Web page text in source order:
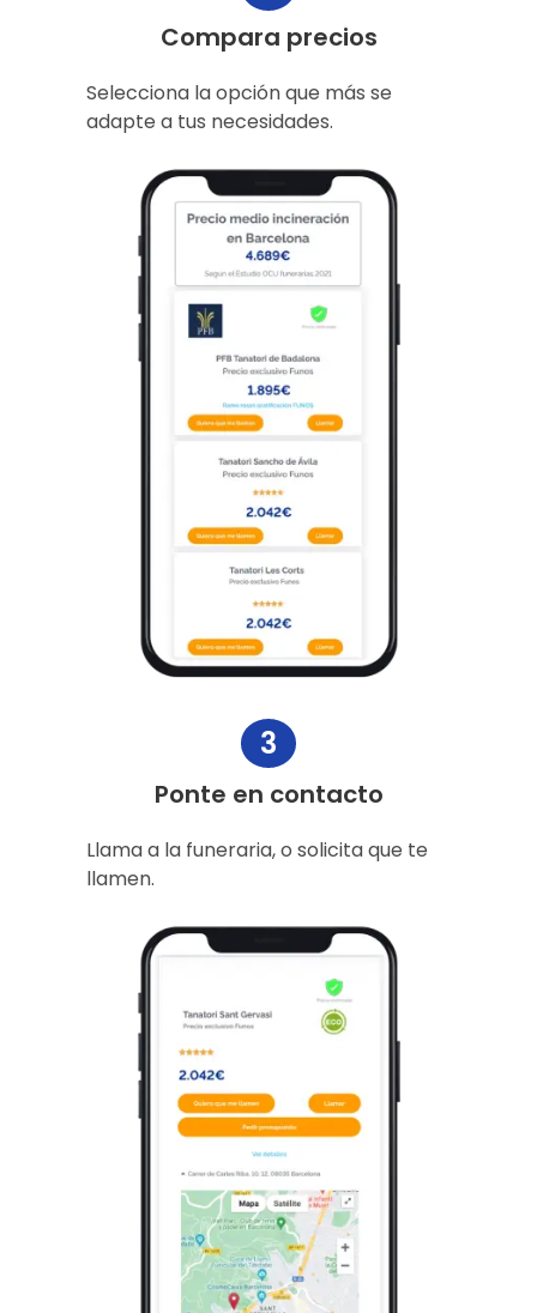
Compara precios
Selecciona la opción que más se
adapte a tus necesidades.
3
Ponte en contacto
Llama a la funeraria, o solicita que te
llamen.